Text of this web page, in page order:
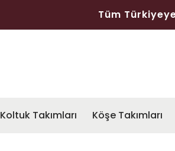
Tüm
Koltuk Takımları Köşe Takımları